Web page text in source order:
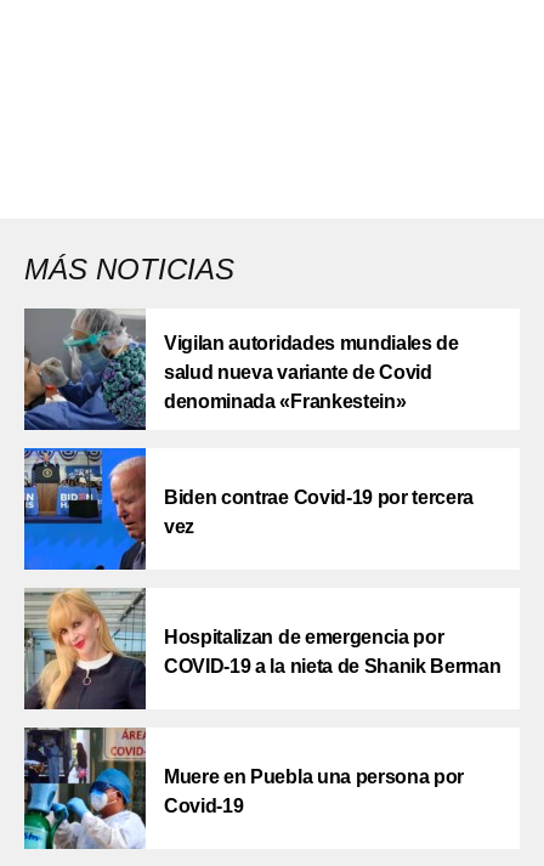
MÁS NOTICIAS
Vigilan autoridades mundiales de
salud nueva variante de Covid
denominada «Frankestein»
Biden contrae Covid-19 por tercera
vez
Hospitalizan de emergencia por
COVID-19 a la nieta de Shanik Berman
Muere en Puebla una persona por
Covid-19